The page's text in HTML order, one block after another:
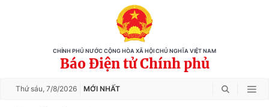
CHÍNH PHỦ NƯỚC CỘNG HÒA XÃ HỘI CHỦ NGHĨA VIỆT NAM
Báo Điện tử Chính phủ
Thứ sáu, 7/8/2026 MỚI NHẤT